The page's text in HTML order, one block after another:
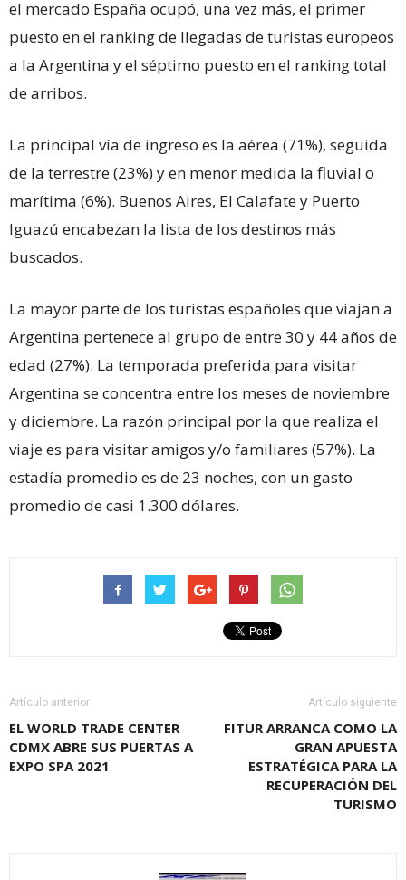
el mercado España ocupó, una vez más, el primer
puesto en el ranking de llegadas de turistas europeos
a la Argentina y el séptimo puesto en el ranking total
de arribos.
La principal vía de ingreso es la aérea (71%), seguida
de la terrestre (23%) y en menor medida la fluvial o
marítima (6%). Buenos Aires, El Calafate y Puerto
Iguazú encabezan la lista de los destinos más
buscados.
La mayor parte de los turistas españoles que viajan a
Argentina pertenece al grupo de entre 30 y 44 años de
edad (27%). La temporada preferida para visitar
Argentina se concentra entre los meses de noviembre
y diciembre. La razón principal por la que realiza el
viaje es para visitar amigos y/o familiares (57%). La
estadía promedio es de 23 noches, con un gasto
promedio de casi 1.300 dólares.
Artículo anterior
EL WORLD TRADE CENTER
CDMX ABRE SUS PUERTAS A
EXPO SPA 2021
Artículo siguiente
FITUR ARRANCA COMO LA
GRAN APUESTA
ESTRATÉGICA PARA LA
RECUPERACIÓN DEL
TURISMO